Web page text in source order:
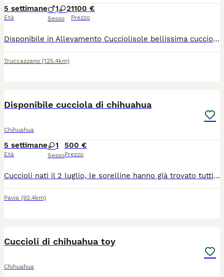
5 settimane
Età
1 2
Sesso
1100 €
Prezzo
Disponibile in Allevamento Cucciolisole bellissima cucciola di chihuahua sia femmina che maschio. La cucciola avrà doppia sverminazione, primo e secondo vaccino, libretto sanitario e visita veterinaria, microchip con relativo passaggio di proprietà e trattamento antiparassitario, PEDIGREE ENCI. Sarà abituata all'uso della traversina igienica e socializzata con altri cani e gatti. Cresce in famiglia giocando con bambini... Per info e video anche whatapp al 329 6954062
Truccazzano (125.4km)
Disponibile cucciola di chihuahua
Chihuahua
5 settimane
Età
1
Sesso
500 €
Prezzo
Cuccioli nati il 2 luglio, le sorelline hanno già trovato tutti una nuova famiglia, ed è rimasta solo questa dolcissima femminuccia in attesa di trovare la sua famiglia ​La piccola è prenotabile da subito e sarà pronta per venire con voi a partire dal 27 agosto. ​Per qualsiasi informazione, per ricevere altre foto contattatemi pure tramite WhatsApp al numero: 3385636194
Pavia (92.4km)
Cuccioli di chihuahua toy
Chihuahua